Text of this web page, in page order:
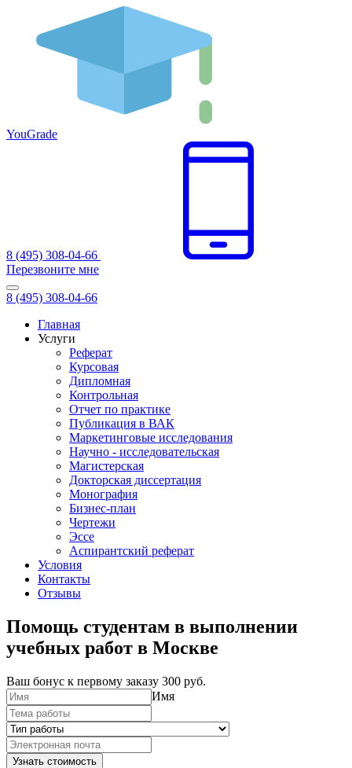
YouGrade
8 (495) 308-04-66
Перезвоните мне
8 (495) 308-04-66
Главная
Услуги
Реферат
Курсовая
Дипломная
Контрольная
Отчет по практике
Публикация в ВАК
Маркетинговые исследования
Научно - исследовательская
Магистерская
Докторская диссертация
Монография
Бизнес-план
Чертежи
Эссе
Аспирантский реферат
Условия
Контакты
Отзывы
Помощь студентам в выполнении
учебных работ в Москве
Ваш бонус к первому заказу 300 руб.
Имя